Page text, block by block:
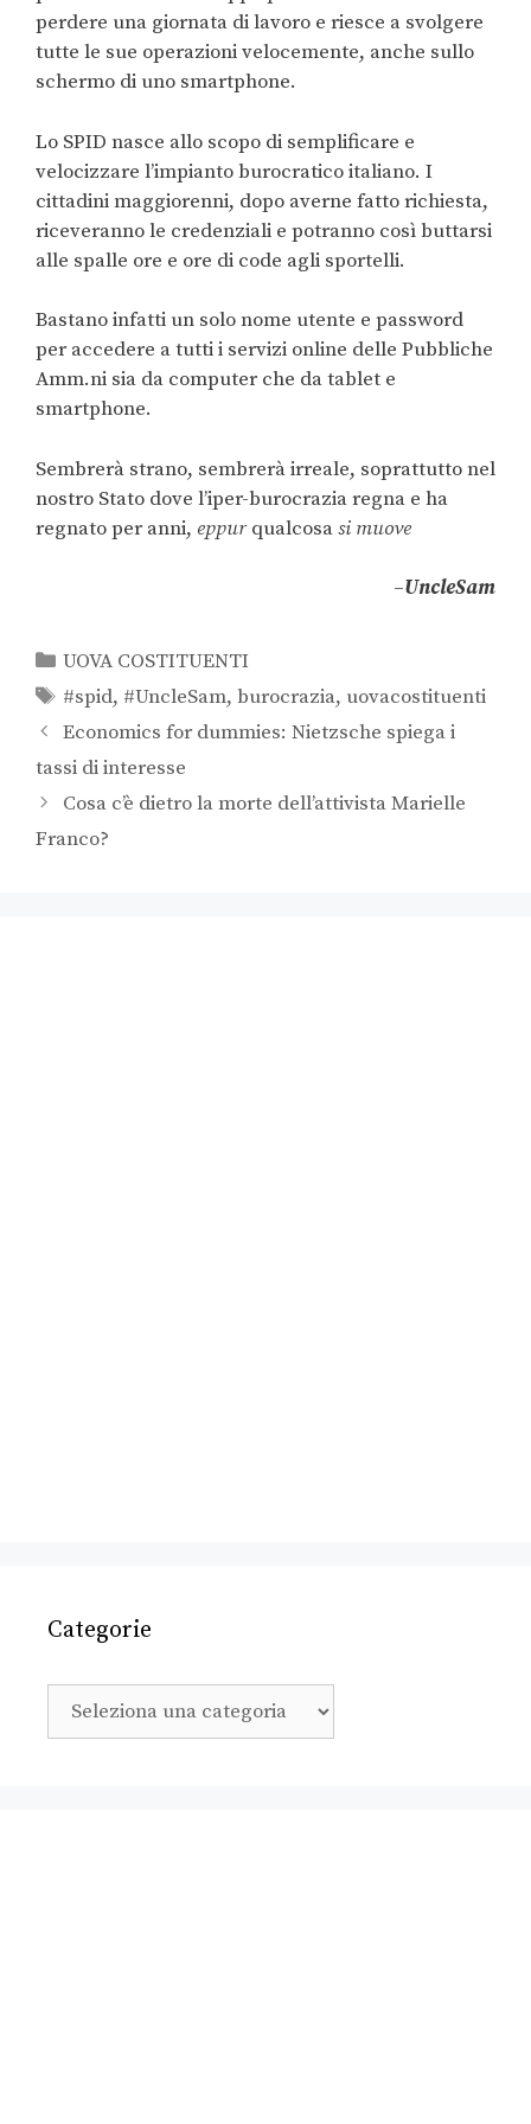
perdere una giornata di lavoro e riesce a svolgere
tutte le sue operazioni velocemente, anche sullo
schermo di uno smartphone.
Lo SPID nasce allo scopo di semplificare e
velocizzare l’impianto burocratico italiano. I
cittadini maggiorenni, dopo averne fatto richiesta,
riceveranno le credenziali e potranno così buttarsi
alle spalle ore e ore di code agli sportelli.
Bastano infatti un solo nome utente e password
per accedere a tutti i servizi online delle Pubbliche
Amm.ni sia da computer che da tablet e
smartphone.
Sembrerà strano, sembrerà irreale, soprattutto nel
nostro Stato dove l’iper-burocrazia regna e ha
regnato per anni, eppurqualcosasi muove
–UncleSam
UOVA COSTITUENTI
#spid, #UncleSam,burocrazia, uovacostituenti
Economics for dummies: Nietzsche spiega i
tassi di interesse
Cosa c’è dietro la morte dell’attivista Marielle
Franco?
Categorie